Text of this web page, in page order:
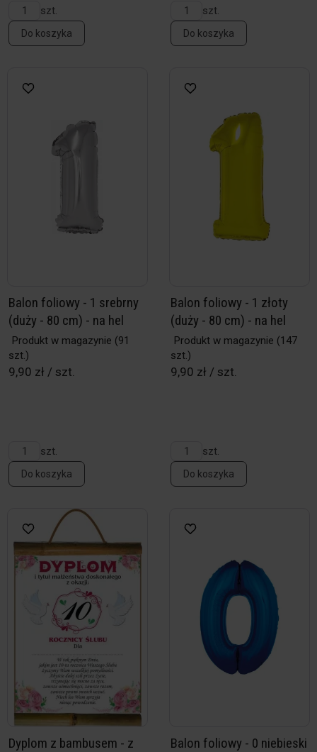
szt.
Do koszyka
szt.
Do koszyka
Balon foliowy - 1 srebrny
(duży - 80 cm) - na hel
Produkt w magazynie (91
szt.)
9,90 zł / szt.
szt.
Do koszyka
Balon foliowy - 1 złoty
(duży - 80 cm) - na hel
Produkt w magazynie (147
szt.)
9,90 zł / szt.
szt.
Do koszyka
Dyplom z bambusem - z
Balon foliowy - 0 niebieski